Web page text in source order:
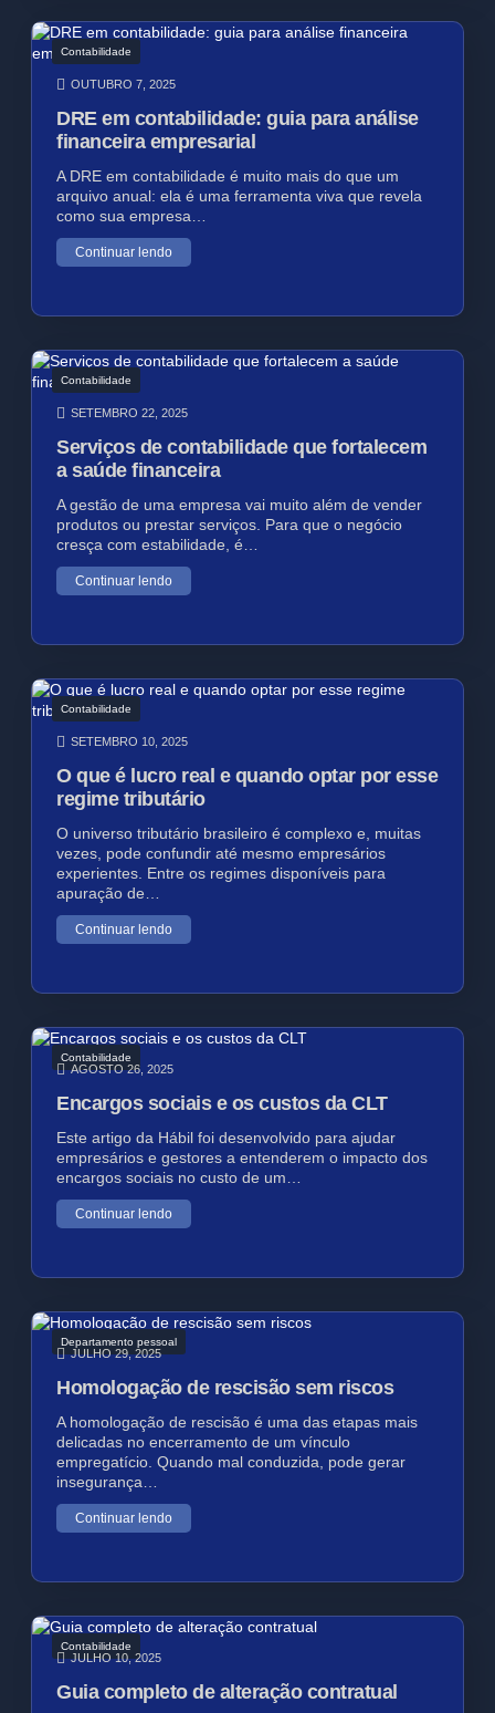
Contabilidade
OUTUBRO 7, 2025
DRE em contabilidade: guia para análise
financeira empresarial
A DRE em contabilidade é muito mais do que um
arquivo anual: ela é uma ferramenta viva que revela
como sua empresa…
Continuar lendo
Contabilidade
SETEMBRO 22, 2025
Serviços de contabilidade que fortalecem
a saúde financeira
A gestão de uma empresa vai muito além de vender
produtos ou prestar serviços. Para que o negócio
cresça com estabilidade, é…
Continuar lendo
Contabilidade
SETEMBRO 10, 2025
O que é lucro real e quando optar por esse
regime tributário
O universo tributário brasileiro é complexo e, muitas
vezes, pode confundir até mesmo empresários
experientes. Entre os regimes disponíveis para
apuração de…
Continuar lendo
Contabilidade
AGOSTO 26, 2025
Encargos sociais e os custos da CLT
Este artigo da Hábil foi desenvolvido para ajudar
empresários e gestores a entenderem o impacto dos
encargos sociais no custo de um…
Continuar lendo
Departamento pessoal
JULHO 29, 2025
Homologação de rescisão sem riscos
A homologação de rescisão é uma das etapas mais
delicadas no encerramento de um vínculo
empregatício. Quando mal conduzida, pode gerar
insegurança…
Continuar lendo
Contabilidade
JULHO 10, 2025
Guia completo de alteração contratual